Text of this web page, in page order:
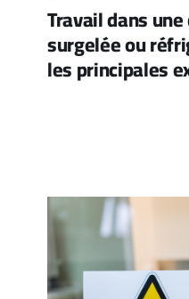
Travail dans
surgelée ou
les principales